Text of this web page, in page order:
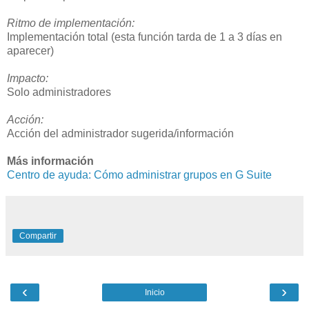
Ritmo de implementación:
Implementación total (esta función tarda de 1 a 3 días en
aparecer)
Impacto:
Solo administradores
Acción:
Acción del administrador sugerida/información
Más información
Centro de ayuda: Cómo administrar grupos en G Suite
Compartir
‹ ›
Inicio